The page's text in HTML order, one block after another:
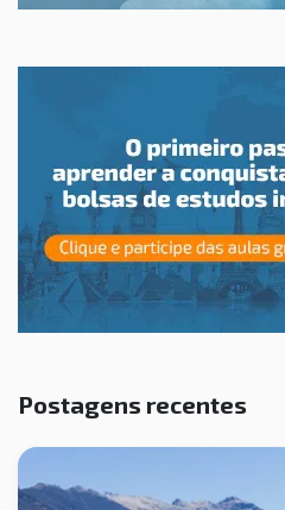
Postagens recentes